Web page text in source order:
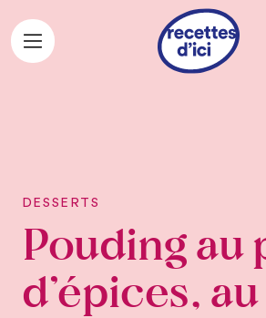
Aller au contenu principal
DESSERTS
Pouding au
d’épices, au